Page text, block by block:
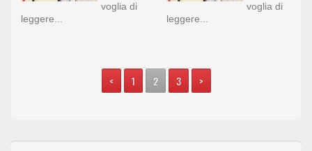
voglia di
leggere...
voglia di
leggere...
< 1 2 3 >